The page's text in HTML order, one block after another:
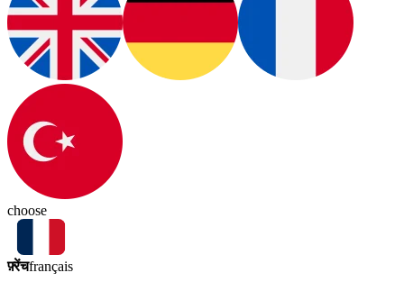
choose
फ़्रेंचfrançais